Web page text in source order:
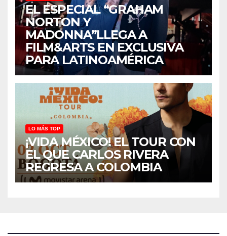
EL ESPECIAL “GRAHAM
NORTON Y
MADONNA”LLEGA A
FILM&ARTS EN EXCLUSIVA
PARA LATINOAMÉRICA
LO MÁS TOP
¡VIDA MÉXICO! EL TOUR CON
EL QUE CARLOS RIVERA
REGRESA A COLOMBIA